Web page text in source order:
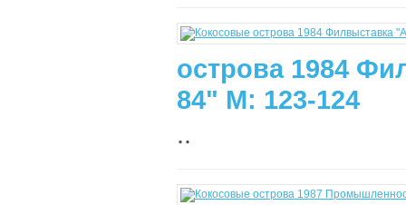
острова 1984
84" М: 123-124
..